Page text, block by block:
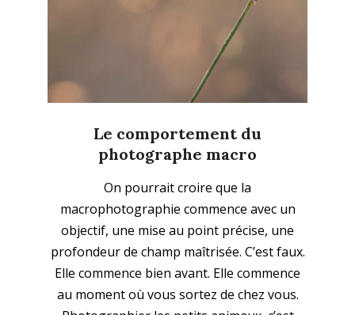
Le comportement du
photographe macro
On pourrait croire que la
macrophotographie commence avec un
objectif, une mise au point précise, une
profondeur de champ maîtrisée. C’est faux.
Elle commence bien avant. Elle commence
au moment où vous sortez de chez vous.